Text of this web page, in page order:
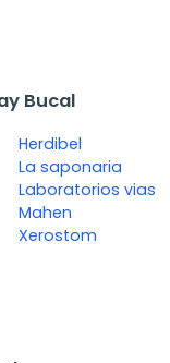
Bucal
Herdibel
La saponaria
Laboratorios vias
Mahen
Xerostom